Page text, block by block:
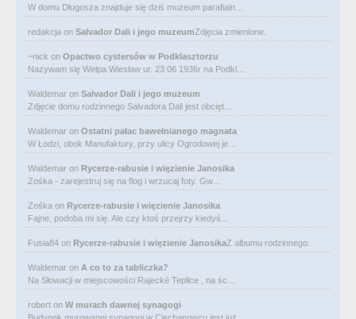
W domu Długosza znajduje się dziś muzeum parafialn…
redakcja on Salvador Dali i jego muzeumZdjęcia zmienione.
~nick on Opactwo cystersów w Podklasztorzu
Nazywam się Wełpa Wiesław ur. 23 06 1936r na Podkl…
Waldemar on Salvador Dali i jego muzeum
Zdjęcie domu rodzinnego Salvadora Dali jest obcięt…
Waldemar on Ostatni pałac bawełnianego magnata
W Łodzi, obok Manufaktury, przy ulicy Ogrodowej je…
Waldemar on Rycerze-rabusie i więzienie Janosika
Zośka - zarejestruj się na flog i wrzucaj foty. Gw…
Zośka on Rycerze-rabusie i więzienie Janosika
Fajne, podoba mi się. Ale czy ktoś przejrzy kiedyś…
Fusia84 on Rycerze-rabusie i więzienie JanosikaZ albumu rodzinnego.
Waldemar on A co to za tabliczka?
Na Słowacji w miejscowości Rajecké Teplice , na śc…
robert on W murach dawnej synagogi